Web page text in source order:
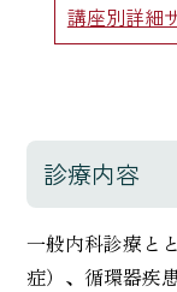
講座別詳細
診療内容
一般内科診療と
症）、循環器疾